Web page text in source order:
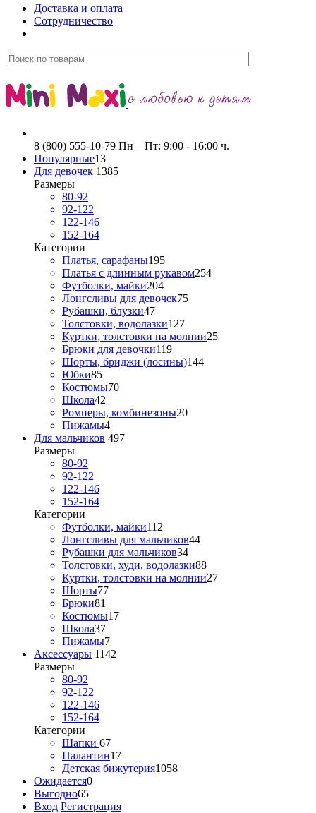
Доставка и оплата
Сотрудничество
8 (800) 555-10-79 Пн – Пт: 9:00 - 16:00 ч.
Популярные13
Для девочек 1385
Размеры
80-92
92-122
122-146
152-164
Категории
Платья, сарафаны195
Платья с длинным рукавом254
Футболки, майки204
Лонгсливы для девочек75
Рубашки, блузки47
Толстовки, водолазки127
Куртки, толстовки на молнии25
Брюки для девочки119
Шорты, бриджи (лосины)144
Юбки85
Костюмы70
Школа42
Ромперы, комбинезоны20
Пижамы4
Для мальчиков 497
Размеры
80-92
92-122
122-146
152-164
Категории
Футболки, майки112
Лонгсливы для мальчиков44
Рубашки для мальчиков34
Толстовки, худи, водолазки88
Куртки, толстовки на молнии27
Шорты77
Брюки81
Костюмы17
Школа37
Пижамы7
Аксессуары 1142
Размеры
80-92
92-122
122-146
152-164
Категории
Шапки 67
Палантин17
Детская бижутерия1058
Ожидается0
Выгодно65
Вход Регистрация